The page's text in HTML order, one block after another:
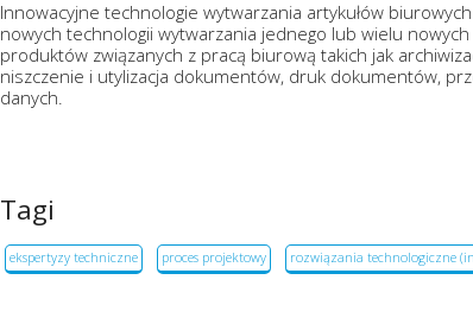
Innowacyjne technologie wytwarzania artykułów
nowych technologii wytwarzania jednego lub wielu
produktów związanych z pracą biurową takich jak
niszczenie i utylizacja dokumentów, druk dokumentów,
danych.
Tagi
ekspertyzy techniczne proces projektowy rozwiązania technologiczne